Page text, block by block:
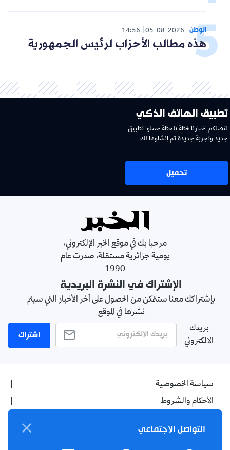
الوطن 05-08-2026
14:56
هذه مطالب الأحزاب لرئيس الجمهورية
تطبيق الهاتف الذكي
لتصلكم اخبارنا لحظة بلحظة حملوا تطبيق
جديد وتجربة جديدة تم إنشاؤها لك
تحميل
مرحبا بك في موقع الخبر الإلكتروني،
يومية جزائرية مستقلة، صدرت عام
1990
الإشتراك في النشرة البريدية
بإشتراكك معنا ستتمكن من الحصول على آخر الأخبار التي سيتم
نشرها في الموقع
بريدك
الالكتروني
اشتراك
سياسة الخصوصية
الأحكام والشروط
اتصل بنا
التواصل الاجتماعي